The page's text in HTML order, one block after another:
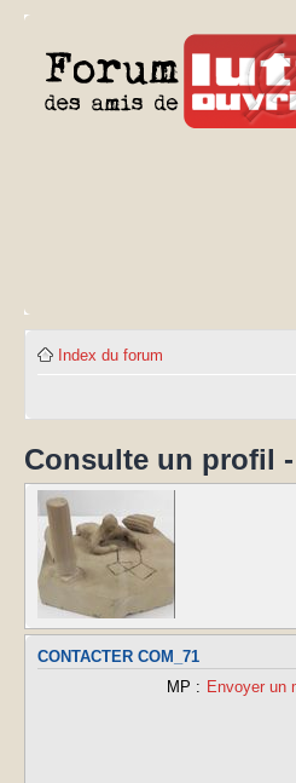
Index du forum
Consulte un profil
CONTACTER COM_71
MP : Envoyer un